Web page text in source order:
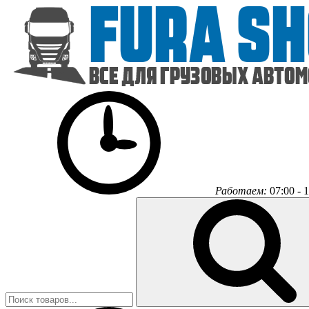
Работаем: 07:00 -